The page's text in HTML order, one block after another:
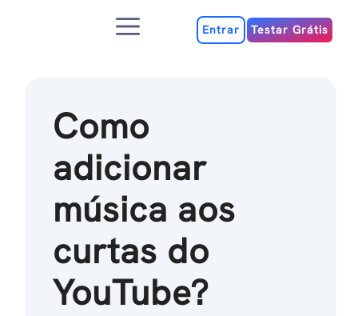
MenuEntrar Testar Grátis
Como
adicionar
música aos
curtas do
YouTube?